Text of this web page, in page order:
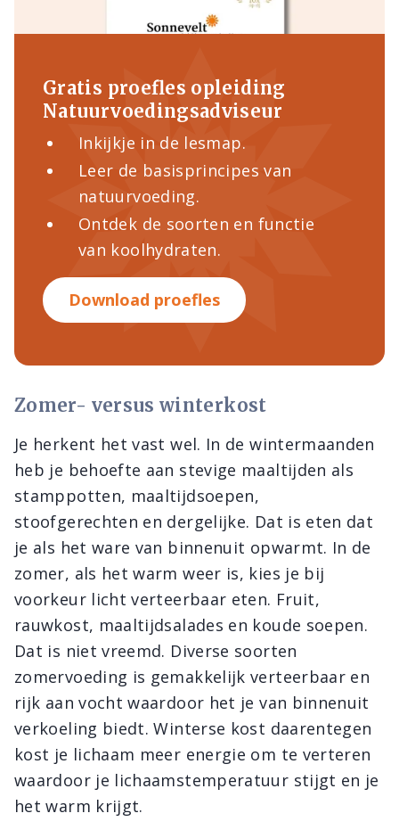
Gratis proefles opleiding
Natuurvoedingsadviseur
Inkijkje in de lesmap.
Leer de basisprincipes van
natuurvoeding.
Ontdek de soorten en functie
van koolhydraten.
Download proefles
Zomer- versus winterkost
Je herkent het vast wel. In de wintermaanden
heb je behoefte aan stevige maaltijden als
stamppotten, maaltijdsoepen,
stoofgerechten en dergelijke. Dat is eten dat
je als het ware van binnenuit opwarmt. In de
zomer, als het warm weer is, kies je bij
voorkeur licht verteerbaar eten. Fruit,
rauwkost, maaltijdsalades en koude soepen.
Dat is niet vreemd. Diverse soorten
zomervoeding is gemakkelijk verteerbaar en
rijk aan vocht waardoor het je van binnenuit
verkoeling biedt. Winterse kost daarentegen
kost je lichaam meer energie om te verteren
waardoor je lichaamstemperatuur stijgt en je
het warm krijgt.